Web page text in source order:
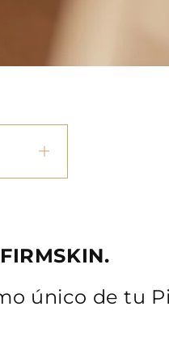
único de tu